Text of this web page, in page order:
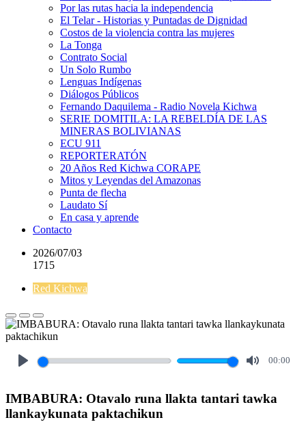
Por las rutas hacia la independencia
El Telar - Historias y Puntadas de Dignidad
Costos de la violencia contra las mujeres
La Tonga
Contrato Social
Un Solo Rumbo
Lenguas Indígenas
Diálogos Públicos
Fernando Daquilema - Radio Novela Kichwa
SERIE DOMITILA: LA REBELDÍA DE LAS
MINERAS BOLIVIANAS
ECU 911
REPORTERATÓN
20 Años Red Kichwa CORAPE
Mitos y Leyendas del Amazonas
Punta de flecha
Laudato Sí
En casa y aprende
Contacto
2026/07/03
1715
Red Kichwa
00:00
IMBABURA: Otavalo runa llakta tantari tawka
llankaykunata paktachikun